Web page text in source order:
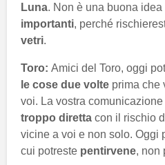
Luna. Non è una buona
importanti, perché
vetri.
Toro: Amici del Toro, oggi
le cose due volte prima che
voi. La vostra
troppo diretta con il rischio
vicine a voi e non solo. Oggi
cui potreste pentirvene, non